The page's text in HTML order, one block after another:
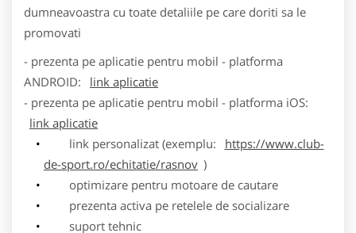
dumneavoastra cu toate detaliile pe care doriti sa le
promovati
- prezenta pe aplicatie pentru mobil - platforma
ANDROID:
link aplicatie
- prezenta pe aplicatie pentru mobil - platforma iOS:
link aplicatie
link personalizat (exemplu:
https://www.club-
de-sport.ro/echitatie/rasnov )
optimizare pentru motoare de cautare
prezenta activa pe retelele de socializare
suport tehnic